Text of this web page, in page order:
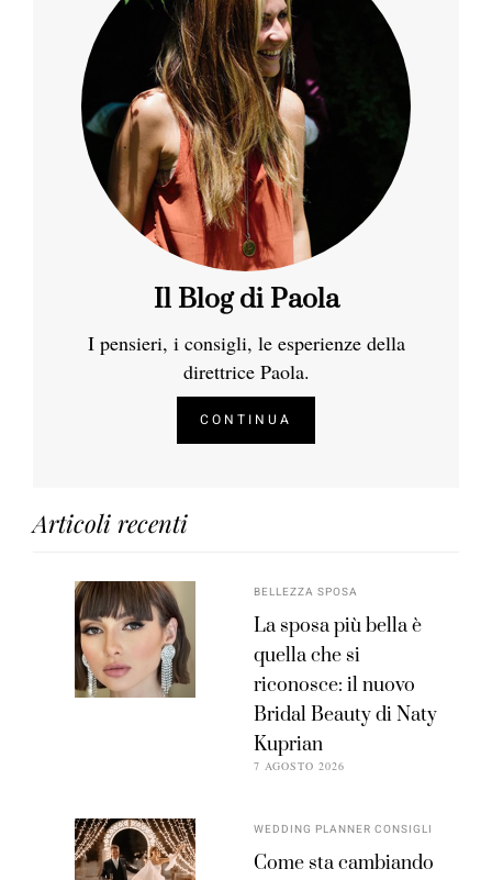
Il Blog di Paola
I pensieri, i consigli, le esperienze della
direttrice Paola.
CONTINUA
Articoli recenti
BELLEZZA SPOSA
La sposa più bella è
quella che si
riconosce: il nuovo
Bridal Beauty di Naty
Kuprian
7 AGOSTO 2026
WEDDING PLANNER CONSIGLI
Come sta cambiando